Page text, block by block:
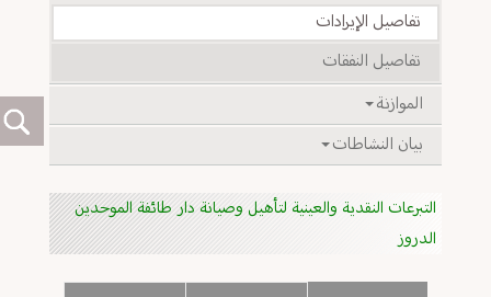
تفاصيل الإيرادات
تفاصيل النفقات
الموازنة
بيان النشاطات
التبرعات النقدية والعينية لتأهيل وصيانة دار طائفة الموحدين
الدروز